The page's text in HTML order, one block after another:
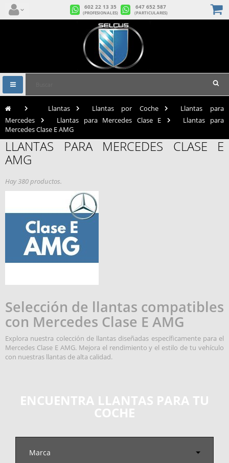
602 22 13 35
(PROFESIONALES)
647 652 587
(PARTICULARES)
Navegación
Toggle
Llantas Llantas por Coche
Llantas para
Mercedes
Llantas para Mercedes Clase E
Llantas para
Mercedes Clase E AMG
LLANTAS PARA MERCEDES CLASE E
AMG
Hay 380 productos.
Selección de llantas compatibles
con Mercedes Clase E AMG
Explora nuestra colección de llantas diseñadas específicamente para el
Mercedes Clase E AMG. Mejora el rendimiento y el estilo de tu vehículo
con nuestras llantas de alta calidad.
ENCUENTRA LLANTAS PARA TU
COCHE
Marca